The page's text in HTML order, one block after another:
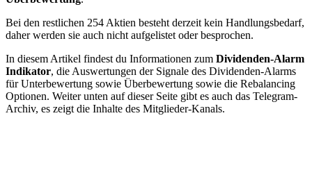
Bei den restlichen 254 Aktien besteht derzeit kein Handlungsbedarf,
daher werden sie auch nicht aufgelistet oder besprochen.
In diesem Artikel findest du Informationen zum Dividenden-Alarm
Indikator, die Auswertungen der Signale des Dividenden-Alarms
für Unterbewertung sowie Überbewertung sowie die Rebalancing
Optionen. Weiter unten auf dieser Seite gibt es auch das Telegram-
Archiv, es zeigt die Inhalte des Mitglieder-Kanals.